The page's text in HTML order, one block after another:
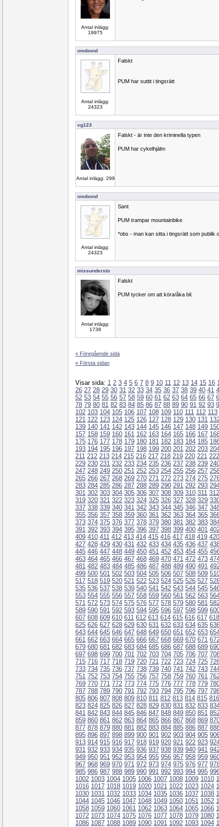
Antal inlägg:
19975
onobond
Antal inlägg:
24323
Falskt
PUM har suttit i tingsrätt
vg123
Antal inlägg: 299
Falskt - är inte den kriminella typen
PUM har cykelhjälm
onobond
Antal inlägg:
24323
Sant
PUM trampar mountainbike
*obs - man kan sitta i tingsrätt som publik
missundersto
Antal inlägg:
1738
Falskt
PUM tycker om att köra/åka bil.
« Föregående sida
« Första sidan
Visar sida: 1 2 3 4 5 6 7 8 9 10 11 12 13 14 15 16
26 27 28 29 30 31 32 33 34 35 36 37 38 39 40 41
52 53 54 55 56 57 58 59 60 61 62 63 64 65 66 67
78 79 80 81 82 83 84 85 86 87 88 89 90 91 92 93
102 103 104 105 106 107 108 109 110 111 112 113
121 122 123 124 125 126 127 128 129 130 131
139 140 141 142 143 144 145 146 147 148 149
157 158 159 160 161 162 163 164 165 166 167
175 176 177 178 179 180 181 182 183 184 185
193 194 195 196 197 198 199 200 201 202 203
211 212 213 214 215 216 217 218 219 220 221 222
229 230 231 232 233 234 235 236 237 238 239
247 248 249 250 251 252 253 254 255 256 257
265 266 267 268 269 270 271 272 273 274 275
283 284 285 286 287 288 289 290 291 292 293
301 302 303 304 305 306 307 308 309 310 311 312
319 320 321 322 323 324 325 326 327 328 329
337 338 339 340 341 342 343 344 345 346 347
355 356 357 358 359 360 361 362 363 364 365
373 374 375 376 377 378 379 380 381 382 383
391 392 393 394 395 396 397 398 399 400 401
409 410 411 412 413 414 415 416 417 418 419 420
427 428 429 430 431 432 433 434 435 436 437
445 446 447 448 449 450 451 452 453 454 455
463 464 465 466 467 468 469 470 471 472 473
481 482 483 484 485 486 487 488 489 490 491
499 500 501 502 503 504 505 506 507 508 509
517 518 519 520 521 522 523 524 525 526 527
535 536 537 538 539 540 541 542 543 544 545
553 554 555 556 557 558 559 560 561 562 563
571 572 573 574 575 576 577 578 579 580 581
589 590 591 592 593 594 595 596 597 598 599
607 608 609 610 611 612 613 614 615 616 617 618
625 626 627 628 629 630 631 632 633 634 635
643 644 645 646 647 648 649 650 651 652 653
661 662 663 664 665 666 667 668 669 670 671
679 680 681 682 683 684 685 686 687 688 689
697 698 699 700 701 702 703 704 705 706 707
715 716 717 718 719 720 721 722 723 724 725
733 734 735 736 737 738 739 740 741 742 743
751 752 753 754 755 756 757 758 759 760 761
769 770 771 772 773 774 775 776 777 778 779
787 788 789 790 791 792 793 794 795 796 797
805 806 807 808 809 810 811 812 813 814 815 816
823 824 825 826 827 828 829 830 831 832 833
841 842 843 844 845 846 847 848 849 850 851
859 860 861 862 863 864 865 866 867 868 869
877 878 879 880 881 882 883 884 885 886 887
895 896 897 898 899 900 901 902 903 904 905
913 914 915 916 917 918 919 920 921 922 923
931 932 933 934 935 936 937 938 939 940 941
949 950 951 952 953 954 955 956 957 958 959
967 968 969 970 971 972 973 974 975 976 977
985 986 987 988 989 990 991 992 993 994 995
1002 1003 1004 1005 1006 1007 1008 1009 1010
1016 1017 1018 1019 1020 1021 1022 1023 1024
1030 1031 1032 1033 1034 1035 1036 1037 1038
1044 1045 1046 1047 1048 1049 1050 1051 1052
1058 1059 1060 1061 1062 1063 1064 1065 1066
1072 1073 1074 1075 1076 1077 1078 1079 1080
1086 1087 1088 1089 1090 1091 1092 1093 1094